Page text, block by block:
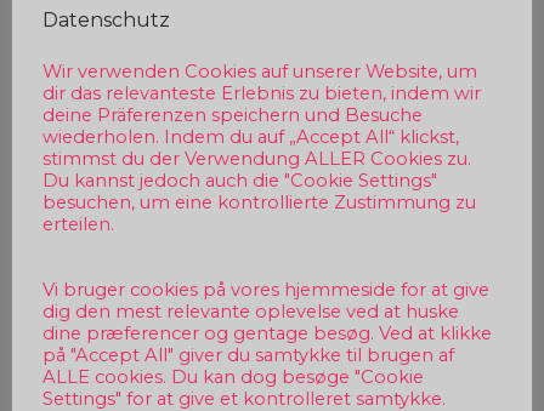
Datenschutz
Wir verwenden Cookies auf unserer Website, um
dir das relevanteste Erlebnis zu bieten, indem wir
deine Präferenzen speichern und Besuche
wiederholen. Indem du auf „Accept All“ klickst,
stimmst du der Verwendung ALLER Cookies zu.
Du kannst jedoch auch die "Cookie Settings"
besuchen, um eine kontrollierte Zustimmung zu
erteilen.
Vi bruger cookies på vores hjemmeside for at give
dig den mest relevante oplevelse ved at huske
dine præferencer og gentage besøg. Ved at klikke
på "Accept All" giver du samtykke til brugen af
ALLE cookies. Du kan dog besøge "Cookie
Settings" for at give et kontrolleret samtykke.